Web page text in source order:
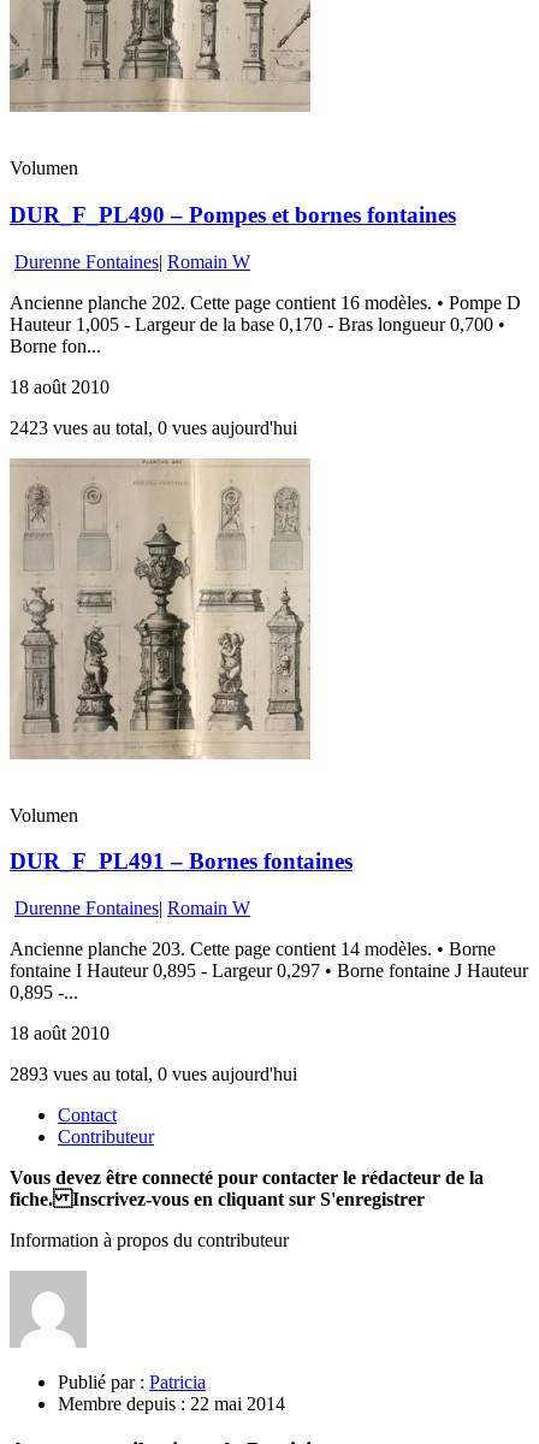
Volumen
DUR_F_PL490 – Pompes et bornes fontaines
Durenne Fontaines| Romain W
Ancienne planche 202. Cette page contient 16 modèles. • Pompe D
Hauteur 1,005 - Largeur de la base 0,170 - Bras longueur 0,700 •
Borne fon...
18 août 2010
2423 vues au total, 0 vues aujourd'hui
Volumen
DUR_F_PL491 – Bornes fontaines
Durenne Fontaines| Romain W
Ancienne planche 203. Cette page contient 14 modèles. • Borne
fontaine I Hauteur 0,895 - Largeur 0,297 • Borne fontaine J Hauteur
0,895 -...
18 août 2010
2893 vues au total, 0 vues aujourd'hui
Contact
Contributeur
Vous devez être connecté pour contacter le rédacteur de la
fiche. Inscrivez-vous en cliquant sur S'enregistrer
Information à propos du contributeur
Publié par : Patricia
Membre depuis : 22 mai 2014